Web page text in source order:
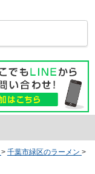
> 千葉市緑区のラーメン >